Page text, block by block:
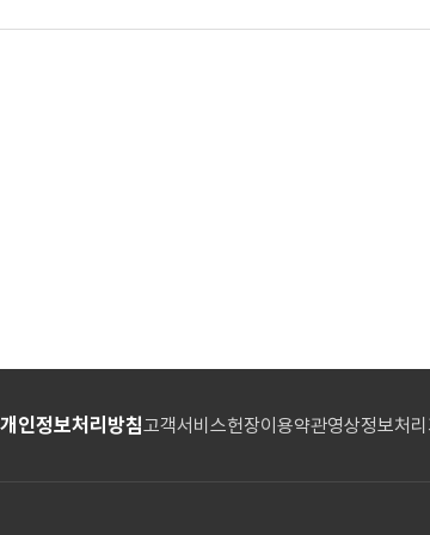
개인정보처리방침고객서비스헌장이용약관영상정보처